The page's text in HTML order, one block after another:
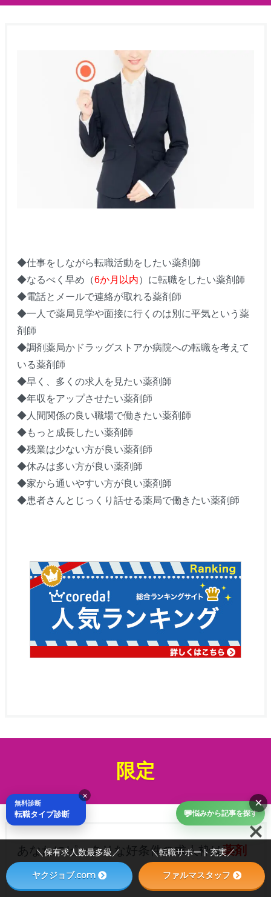
◆仕事をしながら転職活動をしたい薬剤師
◆なるべく早め（6か月以内）に転職をしたい薬剤師
◆電話とメールで連絡が取れる薬剤師
◆一人で薬局見学や面接に行くのは別に平気という薬
剤師
◆調剤薬局かドラッグストアか病院への転職を考えて
いる薬剤師
◆早く、多くの求人を見たい薬剤師
◆年収をアップさせたい薬剤師
◆人間関係の良い職場で働きたい薬剤師
◆もっと成長したい薬剤師
◆残業は少ない方が良い薬剤師
◆休みは多い方が良い薬剤師
◆家から通いやすい方が良い薬剤師
◆患者さんとじっくり話せる薬局で働きたい薬剤師
限定
あなたにピッタリな好条件の求人枠は薬剤
師限定はもちろん、
💬悩みから記事を探す
×
×
無料診断
転職タイプ診断
＼保有求人数最多級／ ＼転職サポート充実／
ヤクジョブ.com ファルマスタッフ